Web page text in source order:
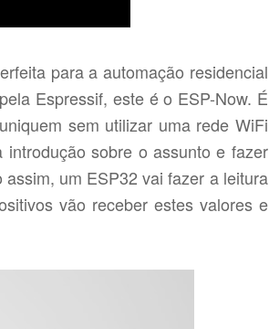
para a automação residencial
Espressif, este é o ESP-Now. É
sem utilizar uma rede WiFi
sobre o assunto e fazer
um ESP32 vai fazer a leitura
vão receber estes valores e